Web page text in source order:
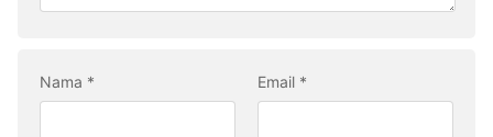
Nama * Email *